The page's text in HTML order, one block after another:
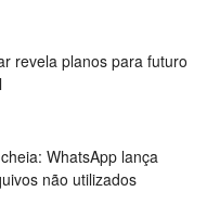
revela planos para futuro
WhatsApp lança
não utilizados